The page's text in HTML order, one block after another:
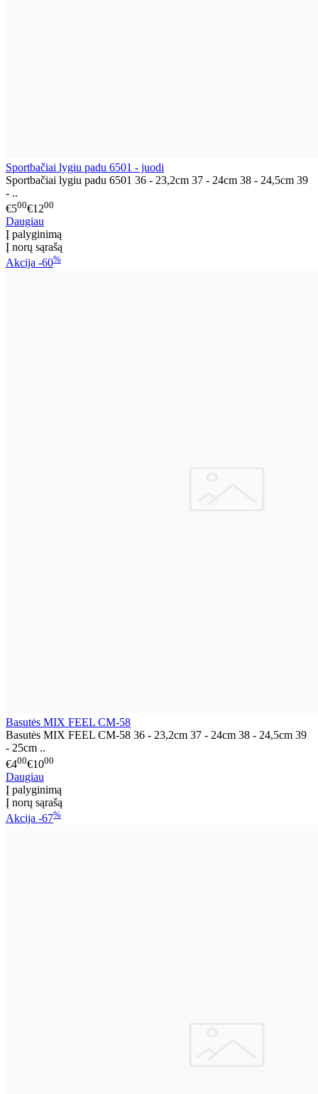
Sportbačiai lygiu padu 6501 - juodi
Sportbačiai lygiu padu 6501 36 - 23,2cm 37 - 24cm 38 - 24,5cm 39
- ..
€500€1200
Daugiau
Į palyginimą
Į norų sąrašą
Akcija -60%
Basutės MIX FEEL CM-58
Basutės MIX FEEL CM-58 36 - 23,2cm 37 - 24cm 38 - 24,5cm 39
- 25cm ..
€400€1000
Daugiau
Į palyginimą
Į norų sąrašą
Akcija -67%